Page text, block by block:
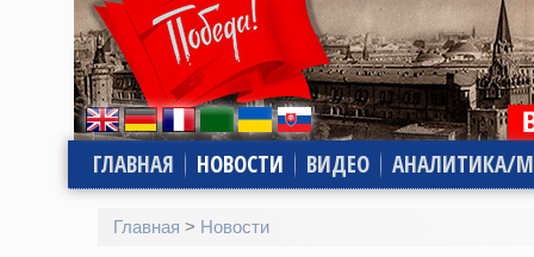
ГЛАВНАЯ НОВОСТИ ВИДЕО АНАЛИТИКА/
Главная > Новости